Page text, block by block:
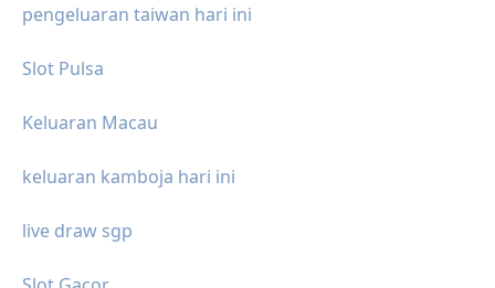
pengeluaran taiwan hari ini
Slot Pulsa
Keluaran Macau
keluaran kamboja hari ini
live draw sgp